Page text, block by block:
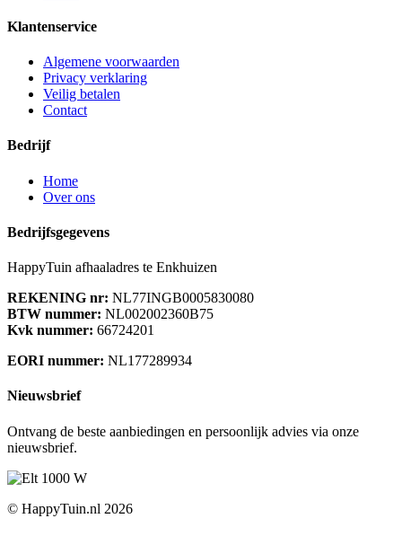
Klantenservice
Algemene voorwaarden
Privacy verklaring
Veilig betalen
Contact
Bedrijf
Home
Over ons
Bedrijfsgegevens
HappyTuin afhaaladres te Enkhuizen
REKENING nr: NL77INGB0005830080
BTW nummer: NL002002360B75
Kvk nummer: 66724201
EORI nummer: NL177289934
Nieuwsbrief
Ontvang de beste aanbiedingen en persoonlijk advies via onze
nieuwsbrief.
© HappyTuin.nl 2026